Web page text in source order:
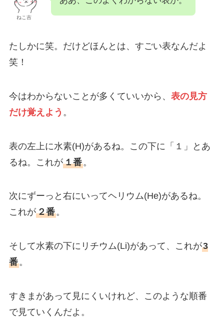
ねこ吉
たしかに笑。だけどほんとは、すごい表なんだよ
笑！
今はわからないことが多くていいから、 表の見方
だけ覚えよう 。
表の左上に水素(H)があるね。この下に「１」とあ
るね。これが１番。
次にずーっと右にいってヘリウム(He)があるね。
これが２番。
そして水素の下にリチウム(Li)があって、これが3
番。
すきまがあって見にくいけれど、このような順番
で見ていくんだよ。